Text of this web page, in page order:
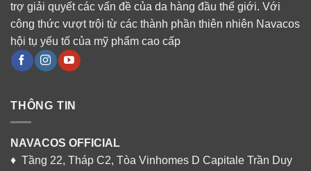
trợ giải quyết các vấn đề của da hàng đầu thế giới. Với
công thức vượt trội từ các thành phần thiên nhiên Navacos
hội tụ yếu tố của mỹ phẩm cao cấp
THÔNG TIN
NAVACOS OFFICIAL
♦ Tầng 22, Tháp C2, Tòa Vinhomes D Capitale Trần Duy